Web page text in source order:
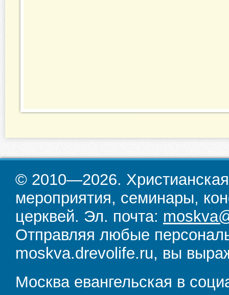
© 2010—2026.
мероприятия, семинары,
церквей. Эл. почта:
Отправляя любые
moskva.drevolife.ru, вы
Москва евангельская в